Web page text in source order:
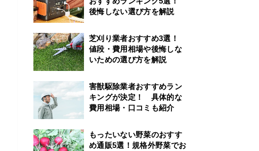
後悔しない選び方を解説
芝刈り業者おすすめ3選！
値段・費用相場や後悔しな
いための選び方を解説
害獣駆除業者おすすめラン
キングが決定！ 具体的な
費用相場・口コミも紹介
もったいない野菜のおすす
め通販5選！規格外野菜でお